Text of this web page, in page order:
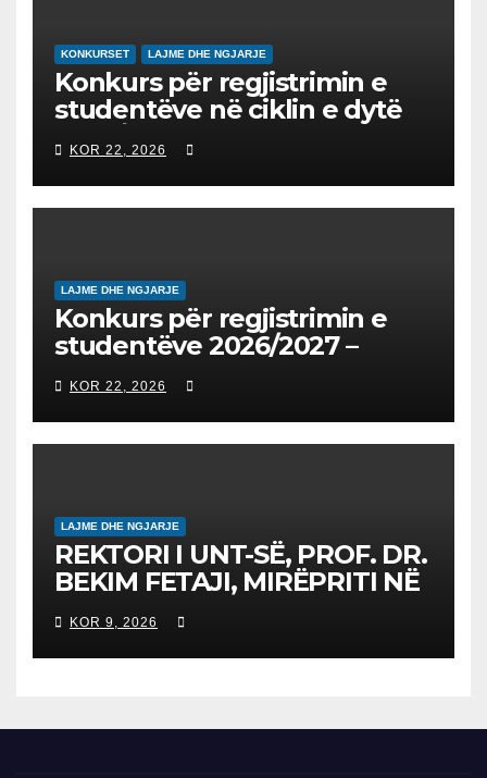
KONKURSET LAJME DHE NGJARJE
Konkurs për regjistrimin e
studentëve në ciklin e dytë
2026/2027 – Конкурс за
запишување на студенти
на втор циклус студии за
2026/2027
KOR 22, 2026
LAJME DHE NGJARJE
Konkurs për regjistrimin e
studentëve 2026/2027 –
Конкурс за запишување на
студенти за 2026/2027
KOR 22, 2026
LAJME DHE NGJARJE
REKTORI I UNT-SË, PROF. DR.
BEKIM FETAJI, MIRËPRITI NË
TAKIM ZYRTAR DREJTORIN E
SH.A MEPSO, DR. BURIM
LATIFIN
KOR 9, 2026